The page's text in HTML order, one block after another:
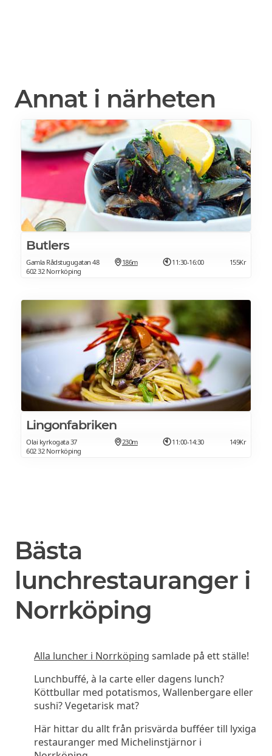
Annat i närheten
Butlers
Gamla Rådstugugatan 48
602 32 Norrköping
186m 11:30-16:00 155Kr
Lingonfabriken
Olai kyrkogata 37
602 32 Norrköping
230m 11:00-14:30 149Kr
Bästa
lunchrestauranger i
Norrköping
Alla luncher i Norrköping samlade på ett ställe!
Lunchbuffé, à la carte eller dagens lunch?
Köttbullar med potatismos, Wallenbergare eller
sushi? Vegetarisk mat?
Här hittar du allt från prisvärda bufféer till lyxiga
restauranger med Michelinstjärnor i